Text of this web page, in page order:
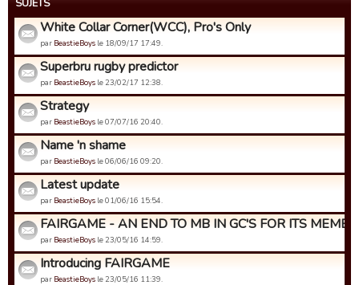
SUJETS
White Collar Corner(WCC), Pro's Only
par BeastieBoys le 18/09/17 17:49.
Superbru rugby predictor
par BeastieBoys le 23/02/17 12:38.
Strategy
par BeastieBoys le 07/07/16 20:40.
Name 'n shame
par BeastieBoys le 06/06/16 09:20.
Latest update
par BeastieBoys le 01/06/16 15:54.
FAIRGAME - AN END TO MB IN GC'S FOR ITS
par BeastieBoys le 23/05/16 14:59.
Introducing FAIRGAME
par BeastieBoys le 23/05/16 11:39.